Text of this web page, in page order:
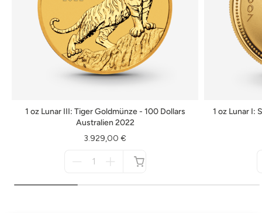
1 oz Lunar III: Tiger Goldmünze - 100 Dollars
Australien 2022
3.929,00 €
verfügbar
1 oz Lunar I: